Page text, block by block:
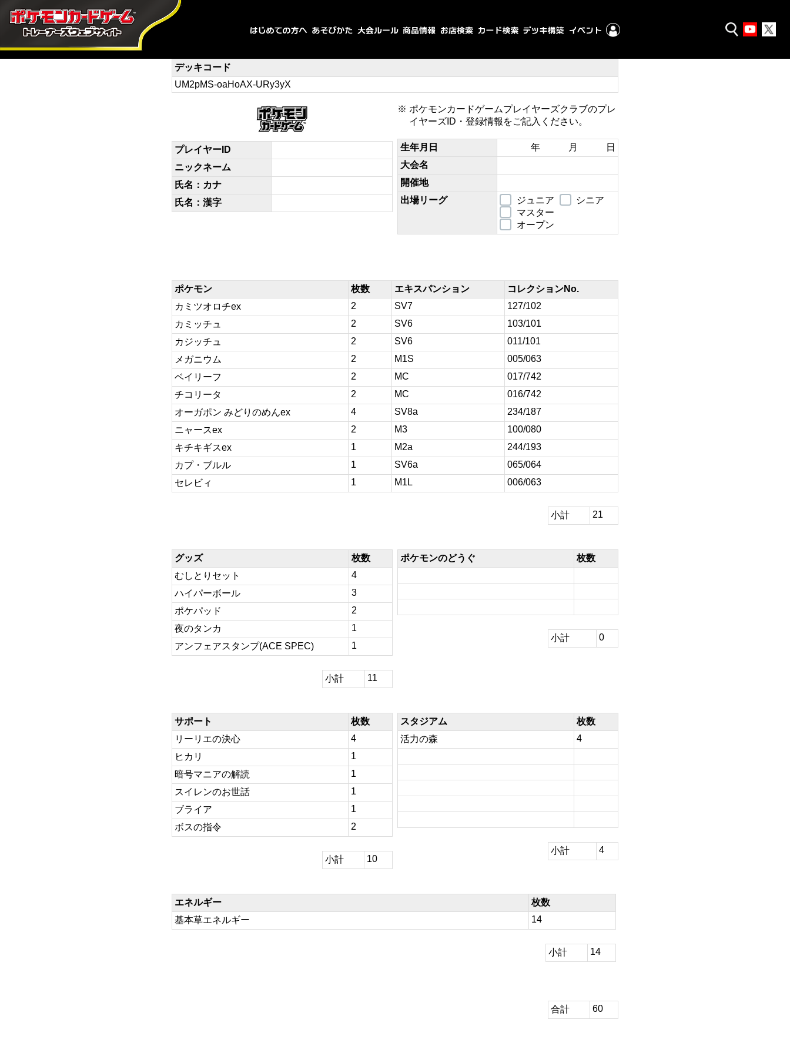
デッキコード
UM2pMS-oaHoAX-URy3yX
プレイヤーID
ニックネーム
氏名：カナ
氏名：漢字
ポケモンカードゲームプレイヤーズクラブのプレ
イヤーズID・登録情報をご記入ください。
生年月日
年 月 日
大会名
開催地
出場リーグ
ジュニア
シニア
マスター
オープン
ポケモン 枚数 エキスパンション
コレクションNo.
カミツオロチex
2 SV7
127/102
カミッチュ
2 SV6
103/101
カジッチュ
2 SV6
011/101
メガニウム
2 M1S
005/063
ベイリーフ
2 MC
017/742
チコリータ
2 MC
016/742
オーガポン みどりのめんex
4 SV8a
234/187
ニャースex
2 M3
100/080
キチキギスex
1 M2a
244/193
カプ・ブルル
1 SV6a
065/064
セレビィ
1 M1L 006/063
小計 21
グッズ
枚数
むしとりセット
4
ハイパーボール
3
ポケパッド
2
夜のタンカ
1
アンフェアスタンプ(ACE SPEC)
1
小計 11
ポケモンのどうぐ 枚数
小計 0
サポート
枚数
リーリエの決心
4
ヒカリ
1
暗号マニアの解読
1
スイレンのお世話
1
ブライア
1
ボスの指令
2
小計 10
スタジアム
枚数
活力の森
4
小計 4
エネルギー
枚数
基本草エネルギー
14
小計 14
合計 60